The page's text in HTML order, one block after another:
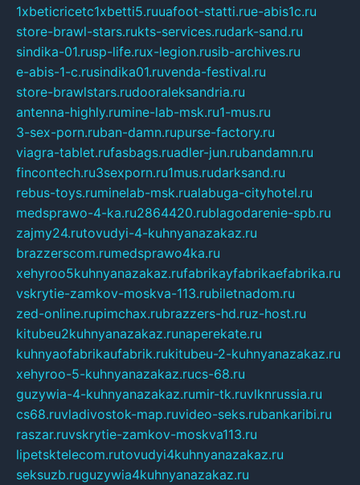
1xbeticricetc1xbetti5.ruuafoot-statti.rue-abis1c.ru
store-brawl-stars.rukts-services.rudark-sand.ru
sindika-01.rusp-life.rux-legion.rusib-archives.ru
e-abis-1-c.rusindika01.ruvenda-festival.ru
store-brawlstars.rudooraleksandria.ru
antenna-highly.rumine-lab-msk.ru1-mus.ru
3-sex-porn.ruban-damn.rupurse-factory.ru
viagra-tablet.rufasbags.ruadler-jun.rubandamn.ru
fincontech.ru3sexporn.ru1mus.rudarksand.ru
rebus-toys.ruminelab-msk.rualabuga-cityhotel.ru
medsprawo-4-ka.ru2864420.rublagodarenie-spb.ru
zajmy24.rutovudyi-4-kuhnyanazakaz.ru
brazzerscom.rumedsprawo4ka.ru
xehyroo5kuhnyanazakaz.rufabrikayfabrikaefabrika.ru
vskrytie-zamkov-moskva-113.rubiletnadom.ru
zed-online.rupimchax.rubrazzers-hd.ruz-host.ru
kitubeu2kuhnyanazakaz.runaperekate.ru
kuhnyaofabrikaufabrik.rukitubeu-2-kuhnyanazakaz.ru
xehyroo-5-kuhnyanazakaz.rucs-68.ru
guzywia-4-kuhnyanazakaz.rumir-tk.ruvlknrussia.ru
cs68.ruvladivostok-map.ruvideo-seks.rubankaribi.ru
raszar.ruvskrytie-zamkov-moskva113.ru
lipetsktelecom.rutovudyi4kuhnyanazakaz.ru
seksuzb.ruguzywia4kuhnyanazakaz.ru